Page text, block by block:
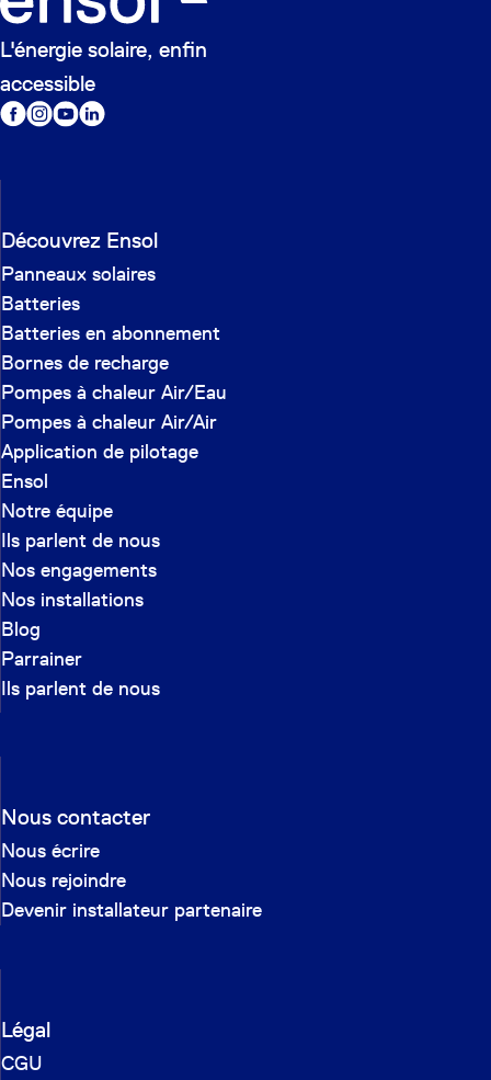
L'énergie solaire, enfin
accessible
Découvrez Ensol
Panneaux solaires
Batteries
Batteries en abonnement
Bornes de recharge
Pompes à chaleur Air/Eau
Pompes à chaleur Air/Air
Application de pilotage
Ensol
Notre équipe
Ils parlent de nous
Nos engagements
Nos installations
Blog
Parrainer
Ils parlent de nous
Nous contacter
Nous écrire
Nous rejoindre
Devenir installateur partenaire
Légal
CGU